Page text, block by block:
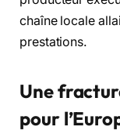
chaîne locale
prestations.
Une
pour